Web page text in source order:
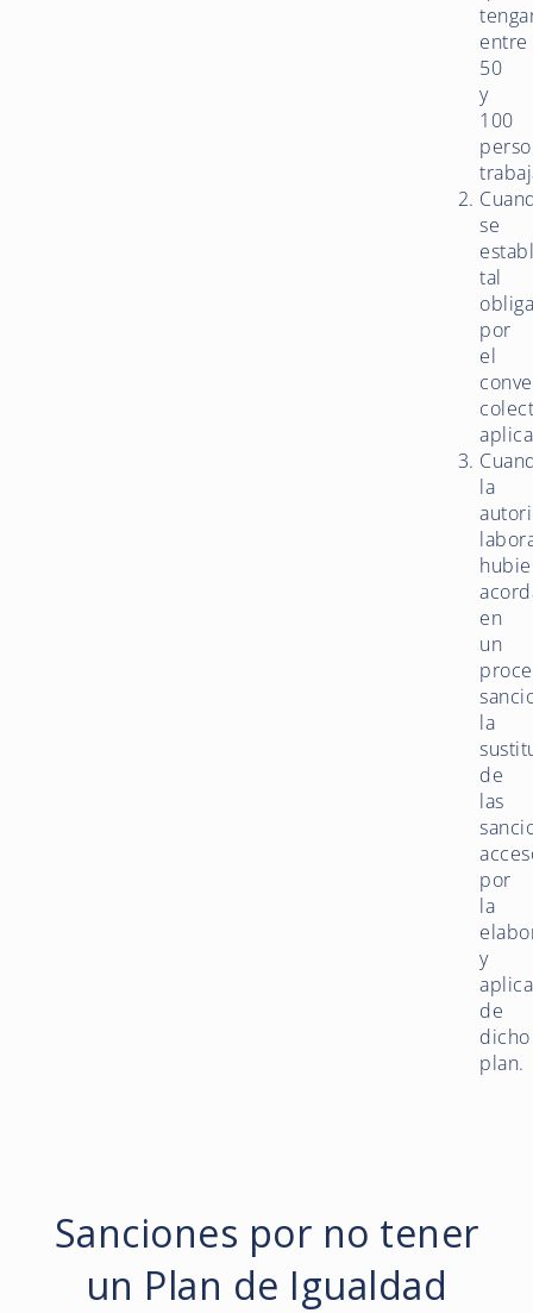
entre
50
y
100
se
tal
por
el
la
en
un
la
de
las
por
la
y
de
dicho
plan.
Sanciones por no tener
un Plan de Igualdad